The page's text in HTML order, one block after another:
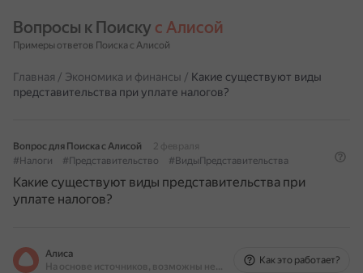
Вопросы к Поиску с Алисой
Примеры ответов Поиска с Алисой
Главная / Экономика и финансы / Какие существуют виды
представительства при уплате налогов?
Вопрос для Поиска с Алисой
2 февраля
#Налоги
#Представительство #ВидыПредставительства
Какие существуют виды представительства при
уплате налогов?
Алиса
На основе источников, возможны неточности
Как это работает?